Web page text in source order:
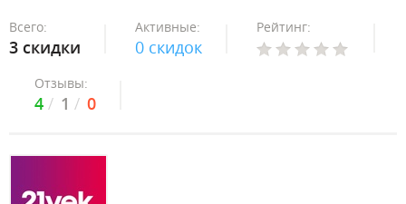
Всего:
3 скидки
Активные:
0 скидок
Рейтинг:
Отзывы:
4 1 0